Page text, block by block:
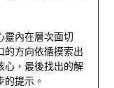
靈內在層次面切
的方向依循摸索出
心，最後找出的解
提示。